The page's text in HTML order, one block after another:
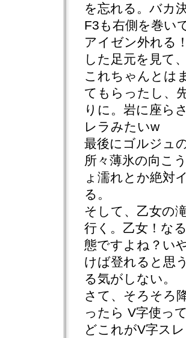
を忘れる。バカ決
F3も右側を巻い
アイゼン外れる
した足元を見て
これちゃんとは
てもらったし、
りに。岩に座ら
レラみたいw
最後にゴルジュ
所々薄氷の向こ
ょ濡れとか絶対
る。
そして、乙女の
行く。乙女！な
態ですよね？い
けば登れると思
る気がしない。
さて、そろそろ
ったら V字使っ
どこれがV字ス